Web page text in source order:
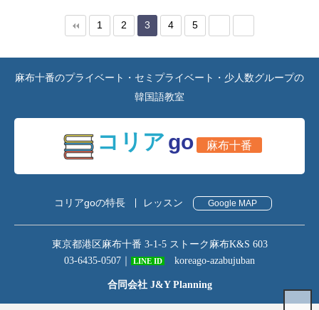
1 2 3 4 5
麻布十番のプライベート・セミプライベート・少人数グループの
韓国語教室
コリア go 麻布十番
コリアgoの特長 レッスン Google MAP
東京都港区麻布十番 3-1-5 ストーク麻布K&S 603
03-6435-0507 ｜ LINE ID koreago-azabujuban
合同会社 J&Y Planning